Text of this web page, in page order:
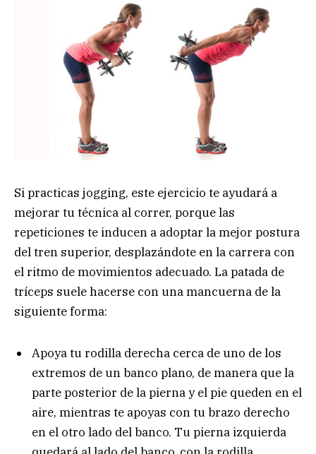
Si practicas jogging, este ejercicio te ayudará a
mejorar tu técnica al correr, porque las
repeticiones te inducen a adoptar la mejor postura
del tren superior, desplazándote en la carrera con
el ritmo de movimientos adecuado. La patada de
tríceps suele hacerse con una mancuerna de la
siguiente forma:
Apoya tu rodilla derecha cerca de uno de los
extremos de un banco plano, de manera que la
parte posterior de la pierna y el pie queden en el
aire, mientras te apoyas con tu brazo derecho
en el otro lado del banco. Tu pierna izquierda